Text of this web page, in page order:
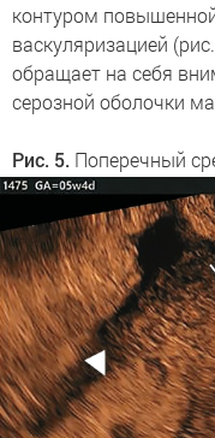
контуром
васкуляризацией
обращает на себя
серозной оболочки
Рис. 5. Поперечный